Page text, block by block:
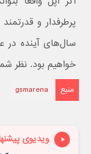
پرطرفدار و
سال‌های آینده
خواهیم بود. نظر
منبع gsmarena
ویدیوی